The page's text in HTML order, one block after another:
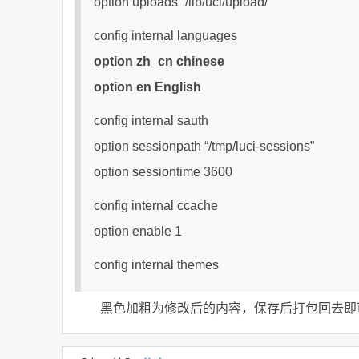
config internal languages
option zh_cn chinese
option en English
config internal sauth
option sessionpath “/tmp/luci-sessions”
option sessiontime 3600
config internal ccache
option enable 1
config internal themes
黑色加粗为修改后的内容，保存后打包回去